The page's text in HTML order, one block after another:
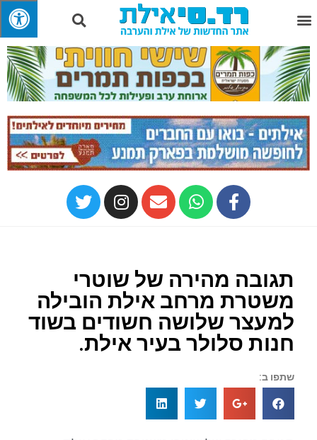
תגובה מהירה של שוטרי
משטרת מרחב אילת הובילה
למעצר שלושה חשודים בשוד
חנות סלולר בעיר אילת.
שתפו ב: